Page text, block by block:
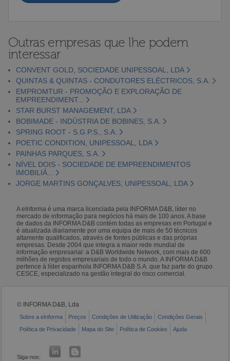
Outras empresas que lhe podem
interessar
CONVENT GOLD, SOCIEDADE UNIPESSOAL, LDA
QUINTAS & QUINTAS - CONDUTORES ELÉCTRICOS, S.A.
EMPROMTUR - PROMOÇÃO E EXPLORAÇÃO DE
EMPREENDIMENT...
STAR BURST MANAGEMENT, LDA
BOBIMADE - INDÚSTRIA DE BOBINES, S.A.
SPRING ROOT - S.G.P.S., S.A.
POETIC CONDITION, UNIPESSOAL, LDA
PAINHAS PARQUES, S.A.
NÍVEL DOIS - SOCIEDADE DE EMPREENDIMENTOS
IMOBILIÁ...
JORGE MARTINS GONÇALVES, UNIPESSOAL, LDA
A eInforma é uma marca licenciada pela INFORMA D&B, líder no
mercado de informação para negócios há mais de 100 anos. A base
de dados da INFORMA D&B contém todas as empresas em Portugal e
é atualizada diariamente por uma equipa de mais de 50 técnicos
altamente qualificados, através de fontes públicas e das próprias
empresas. Desde 2004 que integra a maior rede mundial de
informação empresarial: a D&B Worldwide Network, com mais de 600
milhões de registos empresariais de todo o mundo. A INFORMA D&B
pertence à líder espanhola INFORMA D&B S.A. que faz parte do grupo
CESCE, especializado na gestão integral do risco comercial.
© INFORMA D&B, Lda
Sobre a eInforma Preços Condições de Utilização
Condições Gerais
Política de Privacidade
Mapa do Site Política de Cookies Ajuda
Siga-nos: